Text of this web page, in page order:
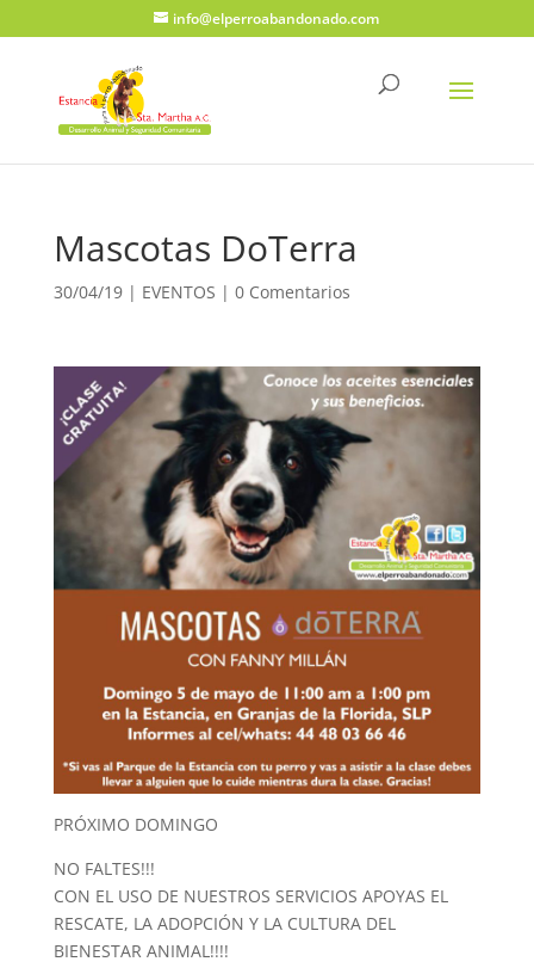
info@elperroabandonado.com
Mascotas DoTerra
30/04/19| EVENTOS | 0 Comentarios
PRÓXIMO DOMINGO
NO FALTES!!!
CON EL USO DE NUESTROS SERVICIOS APOYAS EL
RESCATE, LA ADOPCIÓN Y LA CULTURA DEL
BIENESTAR ANIMAL!!!!